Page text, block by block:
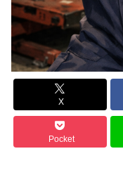
X
Pocket